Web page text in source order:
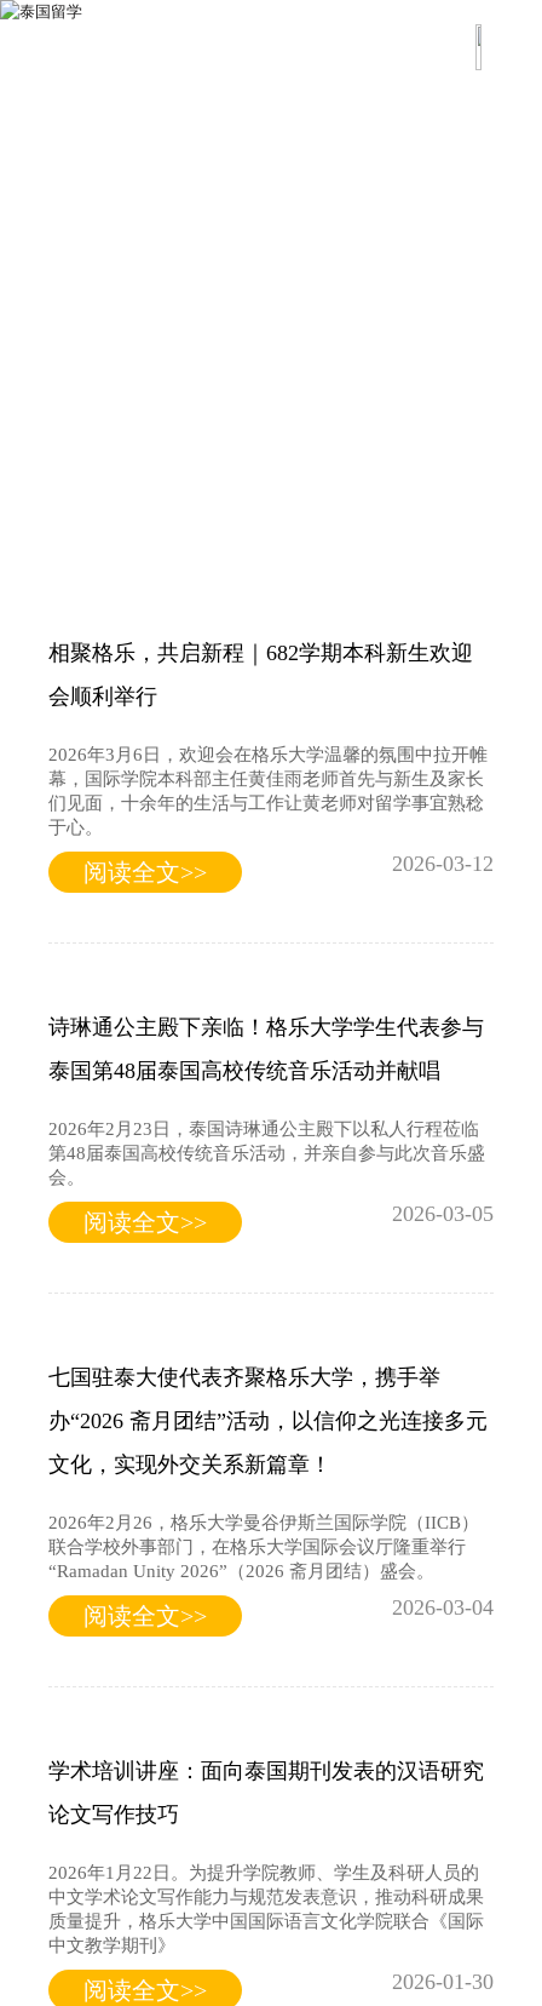
相聚格乐，共启新程｜682学期本科新生欢迎
会顺利举行
2026年3月6日，欢迎会在格乐大学温馨的氛围中拉开帷
幕，国际学院本科部主任黄佳雨老师首先与新生及家长
们见面，十余年的生活与工作让黄老师对留学事宜熟稔
于心。
阅读全文>> 2026-03-12
诗琳通公主殿下亲临！格乐大学学生代表参与
泰国第48届泰国高校传统音乐活动并献唱
2026年2月23日，泰国诗琳通公主殿下以私人行程莅临
第48届泰国高校传统音乐活动，并亲自参与此次音乐盛
会。
阅读全文>> 2026-03-05
七国驻泰大使代表齐聚格乐大学，携手举
办“2026 斋月团结”活动，以信仰之光连接多元
文化，实现外交关系新篇章！
2026年2月26，格乐大学曼谷伊斯兰国际学院（IICB）
联合学校外事部门，在格乐大学国际会议厅隆重举行
“Ramadan Unity 2026”（2026 斋月团结）盛会。
阅读全文>> 2026-03-04
学术培训讲座：面向泰国期刊发表的汉语研究
论文写作技巧
2026年1月22日。为提升学院教师、学生及科研人员的
中文学术论文写作能力与规范发表意识，推动科研成果
质量提升，格乐大学中国国际语言文化学院联合《国际
中文教学期刊》
阅读全文>> 2026-01-30